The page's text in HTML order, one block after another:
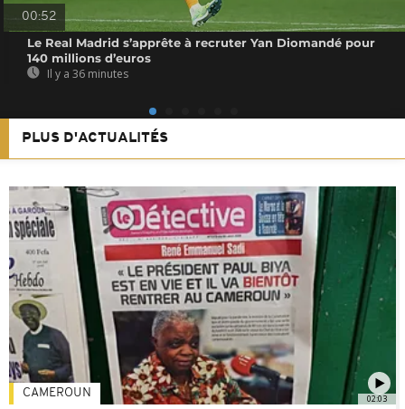
00:52
Le Real Madrid s’apprête à recruter Yan Diomandé pour
140 millions d’euros
Il y a 36 minutes
PLUS D'ACTUALITÉS
02:03
CAMEROUN